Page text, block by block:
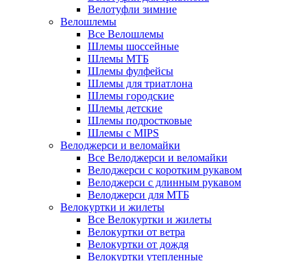
Велотуфли зимние
Велошлемы
Все Велошлемы
Шлемы шоссейные
Шлемы МТБ
Шлемы фулфейсы
Шлемы для триатлона
Шлемы городские
Шлемы детские
Шлемы подростковые
Шлемы с MIPS
Велоджерси и веломайки
Все Велоджерси и веломайки
Велоджерси с коротким рукавом
Велоджерси с длинным рукавом
Велоджерси для МТБ
Велокуртки и жилеты
Все Велокуртки и жилеты
Велокуртки от ветра
Велокуртки от дождя
Велокуртки утепленные